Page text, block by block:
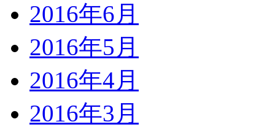
2016年6月
2016年5月
2016年4月
2016年3月